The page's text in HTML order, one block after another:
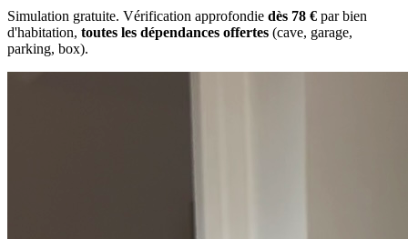
Simulation gratuite. Vérification approfondie dès 78 € par bien
d'habitation, toutes les dépendances offertes (cave, garage,
parking, box).